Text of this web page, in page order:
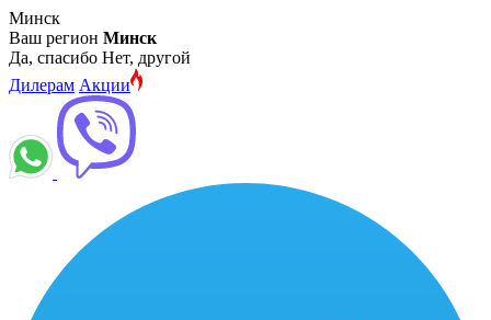
Минск
Ваш регион Минск
Да, спасибо Нет, другой
Дилерам Акции